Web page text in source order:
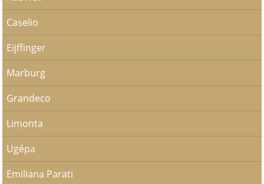
Caselio
Eijffinger
Marburg
Grandeco
Limonta
Ugépa
Emiliana Parati